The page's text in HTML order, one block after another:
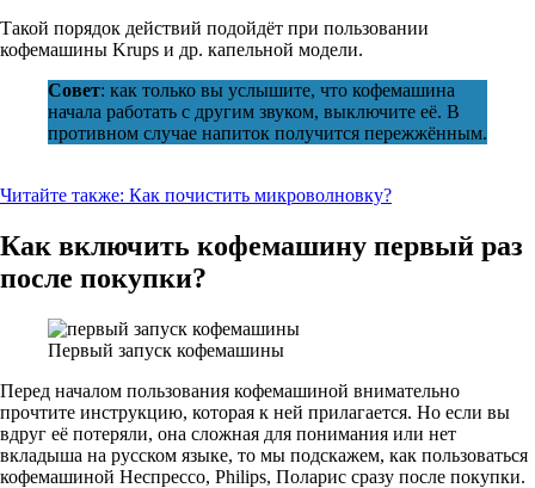
Такой порядок действий подойдёт при пользовании
кофемашины Krups и др. капельной модели.
Совет: как только вы услышите, что кофемашина
начала работать с другим звуком, выключите её. В
противном случае напиток получится пережжённым.
Читайте также: Как почистить микроволновку?
Как включить кофемашину первый раз
после покупки?
Первый запуск кофемашины
Перед началом пользования кофемашиной внимательно
прочтите инструкцию, которая к ней прилагается. Но если вы
вдруг её потеряли, она сложная для понимания или нет
вкладыша на русском языке, то мы подскажем, как пользоваться
кофемашиной Неспрессо, Philips, Поларис сразу после покупки.